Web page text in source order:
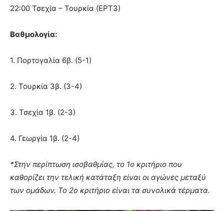
22:00 Τσεχία – Τουρκία (ΕΡΤ3)
Βαθμολογία:
1. Πορτογαλία 6β. (5-1)
2. Τουρκία 3β. (3-4)
3. Τσεχία 1β. (2-3)
4. Γεωργία 1β. (2-4)
*Στην περίπτωση ισοβαθμίας, το 1ο κριτήριο που
καθορίζει την τελική κατάταξη είναι οι αγώνες μεταξύ
των ομάδων. Το 2ο κριτήριο είναι τα συνολικά τέρματα.